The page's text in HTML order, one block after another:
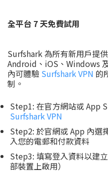
全平台 7 天免費試用
Surfshark 為所有新用戶提
Android、iOS、Windows
內可體驗 Surfshark VPN 的
制。
Step1: 在官方網站或 App
Surfshark VPN
Step2: 於官網或 App 內選
入您的電郵和付款資料
Step3: 填寫登入資料以建
部裝置上啟用）